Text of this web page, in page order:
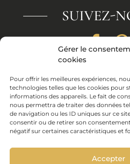
Gérer le
cookies
Pour offrir les meilleures expériences,
technologies telles que les cookies pour
informations des appareils. Le fait de
nous permettra de traiter des données
de navigation ou les ID uniques sur ce
consentir ou de retirer son
négatif sur certaines caractéristiques et
Accepter
SUIVEZ-
Nos liens
Mentions
Politique de
Conception site :
Crédit photos :Jean Michel
La Vieille Braise est